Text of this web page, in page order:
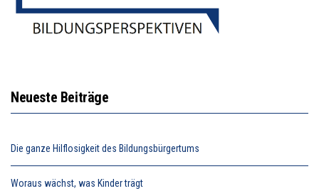
Neueste Beiträge
Die ganze Hilflosigkeit des Bildungsbürgertums
Woraus wächst, was Kinder trägt